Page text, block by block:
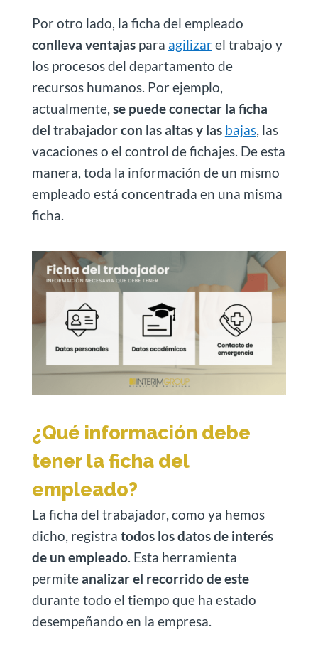
Por otro lado, la ficha del empleado
conlleva ventajaspara agilizarel trabajo y
los procesos del departamento de
recursos humanos. Por ejemplo,
actualmente, se puede conectar la ficha
del trabajador con las altas y las bajas, las
vacaciones o el control de fichajes. De esta
manera, toda la información de un mismo
empleado está concentrada en una misma
ficha.
¿Qué información debe
tener la ficha del
empleado?
La ficha del trabajador, como ya hemos
dicho, registra todos los datos de interés
de un empleado. Esta herramienta
permiteanalizar el recorrido de este
durante todo el tiempo que ha estado
desempeñando en la empresa.